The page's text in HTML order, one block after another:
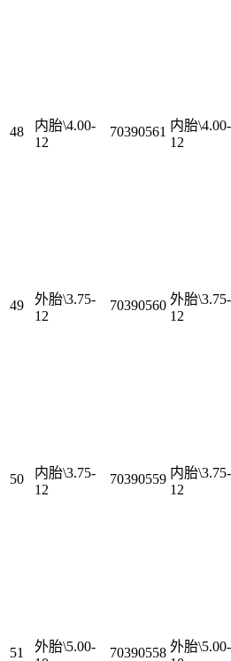
48
内胎\4.00-
12
70390561 内胎\4.00-
12
49
外胎\3.75-
12
70390560 外胎\3.75-
12
50
内胎\3.75-
12
70390559 内胎\3.75-
12
51
外胎\5.00-
70390558 外胎\5.00-